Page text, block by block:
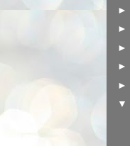
►
►
►
►
►
▼